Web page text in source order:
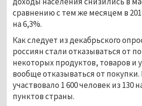
сравнению с тем же месяцем в
на 6,3%.
Как следует из декабрьского
россиян стали отказываться от
некоторых продуктов, товаров и
вообще отказываться от покупки.
участвовало 1 600 человек из 130
пунктов страны.